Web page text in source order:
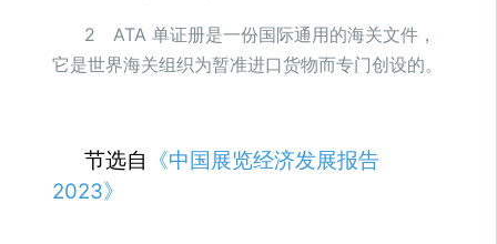
2 ATA 单证册是一份国际通用的海关文件，
它是世界海关组织为暂准进口货物而专门创设的。
节选自
《中国展览经济发展报告
2023》